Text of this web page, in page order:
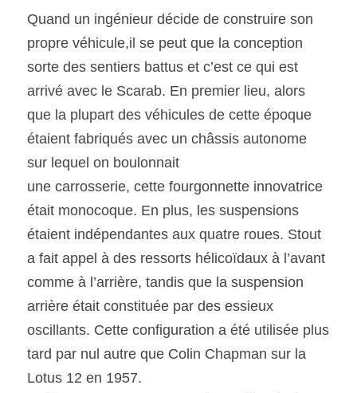
Quand un ingénieur décide de construire son
propre véhicule,il se peut que la conception
sorte des sentiers battus et c’est ce qui est
arrivé avec le Scarab. En premier lieu, alors
que la plupart des véhicules de cette époque
étaient fabriqués avec un châssis autonome
sur lequel on boulonnait
une carrosserie, cette fourgonnette innovatrice
était monocoque. En plus, les suspensions
étaient indépendantes aux quatre roues. Stout
a fait appel à des ressorts hélicoïdaux à l’avant
comme à l’arrière, tandis que la suspension
arrière était constituée par des essieux
oscillants. Cette configuration a été utilisée plus
tard par nul autre que Colin Chapman sur la
Lotus 12 en 1957.